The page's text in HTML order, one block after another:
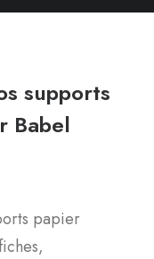
supports
Babel
papier